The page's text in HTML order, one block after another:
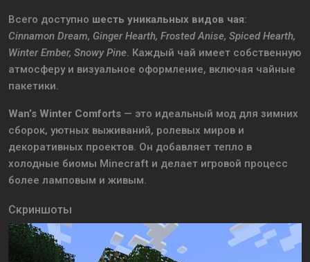
Всего доступно шесть уникальных видов чая:
Cinnamon Dream, Ginger Hearth, Frosted Anise, Spiced Hearth,
Winter Ember, Snowy Pine. Каждый чай имеет собственную
атмосферу и визуальное оформление, включая чайные
пакетики.
Wan’s Winter Comforts — это идеальный мод для зимних
сборок, уютных выживаний, ролевых миров и
декоративных проектов. Он добавляет тепло в
холодные биомы Minecraft и делает игровой процесс
более ламповым и живым.
Скриншоты